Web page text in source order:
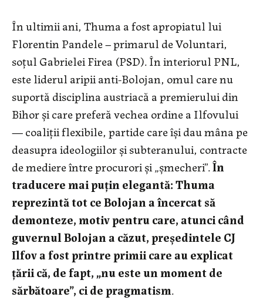
În ultimii ani, Thuma a fost apropiatul lui
Florentin Pandele – primarul de Voluntari,
soțul Gabrielei Firea (PSD). În interiorul PNL,
este liderul aripii anti-Bolojan, omul care nu
suportă disciplina austriacă a premierului din
Bihor și care preferă vechea ordine a Ilfovului
— coaliții flexibile, partide care își dau mâna pe
deasupra ideologiilor și subteranului, contracte
de mediere între procurori și „șmecheri”.În
traducere mai puțin elegantă: Thuma
reprezintă tot ce Bolojan a încercat să
demonteze, motiv pentru care, atunci când
guvernul Bolojan a căzut, președintele CJ
Ilfov a fost printre primii care au explicat
țării că, de fapt, „nu este un moment de
sărbătoare”, ci de pragmatism.